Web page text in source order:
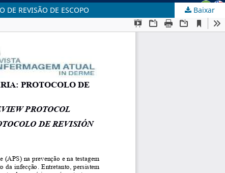
DE REVISÃO DE ESCOPO Baixar